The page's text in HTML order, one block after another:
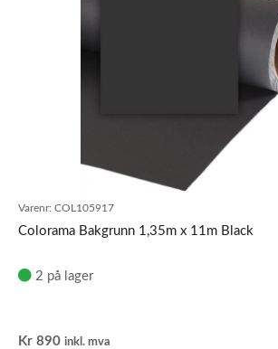
Varenr: COL105917
Colorama Bakgrunn 1,35m x 11m Black
2 på lager
Kr 890 inkl. mva